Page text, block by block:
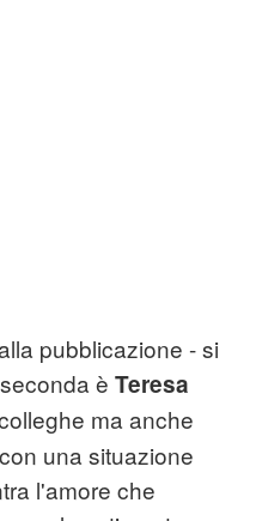
pubblicazione - si
è Teresa
ma anche
una situazione
l'amore che